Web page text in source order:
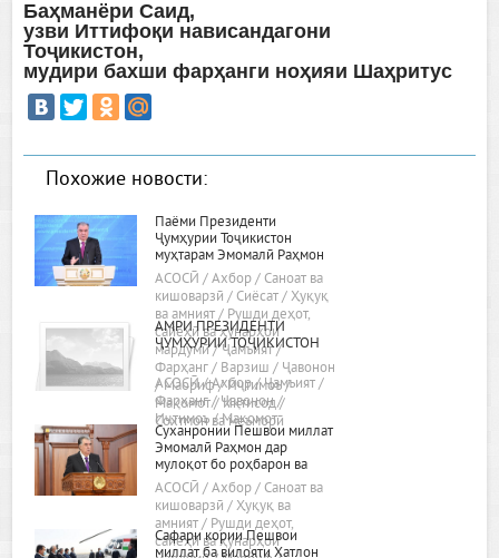
Баҳманёри Саид,
узви Иттифоқи нависандагони
Тоҷикистон,
мудири бахши фарҳанги ноҳияи Шаҳритус
Похожие новости:
Паёми Президенти
Ҷумҳурии Тоҷикистон
муҳтарам Эмомалӣ Раҳмон
«Дар бораи самтҳои асосии
сиёсати дохилӣ ва хориҷии
ҷумҳурӣ»
АСОСӢ / Ахбор / Саноат ва
кишоварзӣ / Сиёсат / Ҳуқуқ
ва амният / Рушди деҳот,
сайёҳӣ ва ҳунарҳои
мардумӣ / Ҷамъият /
Фарҳанг / Варзиш / Ҷавонон
/ Маориф / Иҷтимоъ /
Мақомот / Иқтисод /
Сохтмон ва меъморӣ
АМРИ ПРЕЗИДЕНТИ
ҶУМҲУРИИ ТОҶИКИСТОН
АСОСӢ / Ахбор / Ҷамъият /
Фарҳанг / Ҷавонон /
Иҷтимоъ / Мақомот
Суханронии Пешвои миллат
Эмомалӣ Раҳмон дар
мулоқот бо роҳбарон ва
фаъолони вилояти Хатлон
24.02.2022, шаҳри Бохтар
АСОСӢ / Ахбор / Саноат ва
кишоварзӣ / Ҳуқуқ ва
амният / Рушди деҳот,
сайёҳӣ ва ҳунарҳои
Сафари кории Пешвои
миллат ба вилояти Хатлон